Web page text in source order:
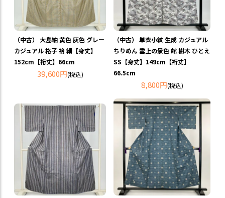
（中古） 大島紬 黄色 灰色 グレー
カジュアル 格子 袷 絹【身丈】
152cm【裄丈】66cm
39,600円(税込)
（中古） 単衣小紋 生成 カジュアル
ちりめん 雲上の景色 館 樹木 ひとえ
SS【身丈】149cm【裄丈】
66.5cm
8,800円(税込)